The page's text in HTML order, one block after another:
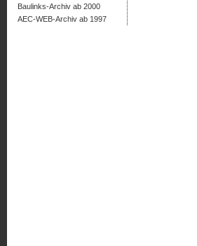
Baulinks-Archiv ab 2000
AEC-WEB-Archiv ab 1997